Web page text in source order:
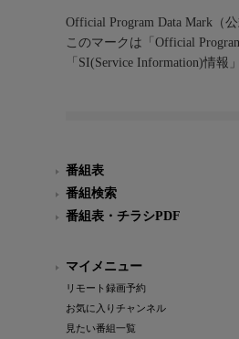
Official Program Data Mark（
このマークは「Official
「SI(Service Information)情
番組表
番組検索
番組表・チラシPDF
マイメニュー
リモート録画予約
お気に入りチャンネル
見たい番組一覧